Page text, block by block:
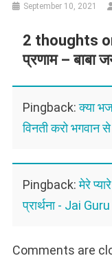
September 10, 2021
2 thoughts
प्रणाम – बाबा
Pingback:क्या
विनती करो भगवान
Pingback:मेरे
प्रार्थना - Jai
Comments are